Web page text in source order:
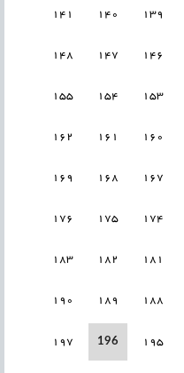
139
140
141
146
147
148
153
154
155
160
161
162
167
168
169
174
175
176
181
182
183
188
189
190
195
196
197